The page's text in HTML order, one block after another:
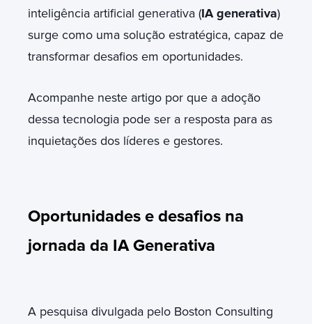
inteligência artificial generativa (IA generativa)
surge como uma solução estratégica, capaz de
transformar desafios em oportunidades.
Acompanhe neste artigo por que a adoção
dessa tecnologia pode ser a resposta para as
inquietações dos líderes e gestores.
Oportunidades e desafios na
jornada da IA Generativa
A pesquisa divulgada pelo Boston Consulting